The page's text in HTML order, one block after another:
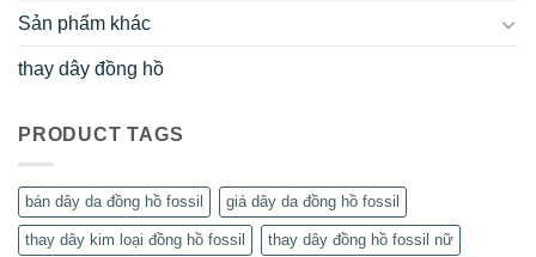
Sản phẩm khác
thay dây đồng hồ
PRODUCT TAGS
bán dây da đồng hồ fossil giá dây da đồng hồ fossil
thay dây kim loại đồng hồ fossil thay dây đồng hồ fossil nữ